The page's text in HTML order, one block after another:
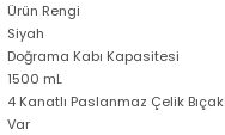
Ürün Rengi
Siyah
Doğrama Kabı Kapasitesi
1500 mL
4 Kanatlı Paslanmaz Çelik Bıçak
Var